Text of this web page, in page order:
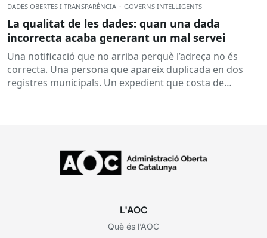
DADES OBERTES I TRANSPARÈNCIA · GOVERNS INTEL·LIGENTS
La qualitat de les dades: quan una dada
incorrecta acaba generant un mal servei
Una notificació que no arriba perquè l’adreça no és
correcta. Una persona que apareix duplicada en dos
registres municipals. Un expedient que costa de
L'AOC
Què és l’AOC